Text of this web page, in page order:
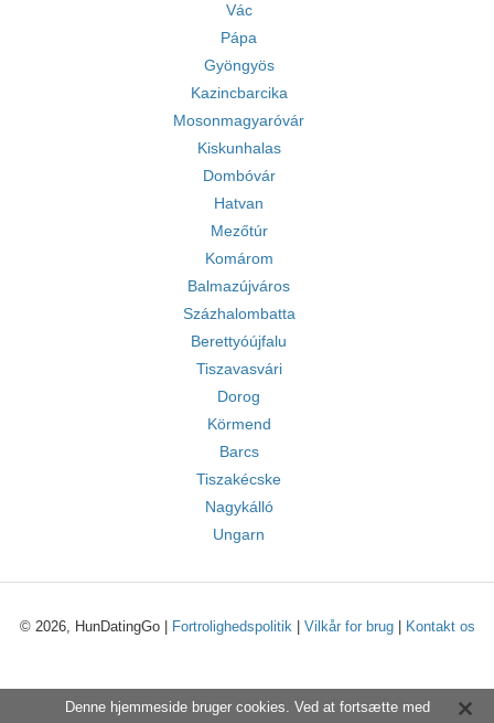
Vác
Pápa
Gyöngyös
Kazincbarcika
Mosonmagyaróvár
Kiskunhalas
Dombóvár
Hatvan
Mezőtúr
Komárom
Balmazújváros
Százhalombatta
Berettyóújfalu
Tiszavasvári
Dorog
Körmend
Barcs
Tiszakécske
Nagykálló
Ungarn
© 2026, HunDatingGo | Fortrolighedspolitik| Vilkår for brug| Kontakt os
Denne hjemmeside bruger cookies. Ved at fortsætte med